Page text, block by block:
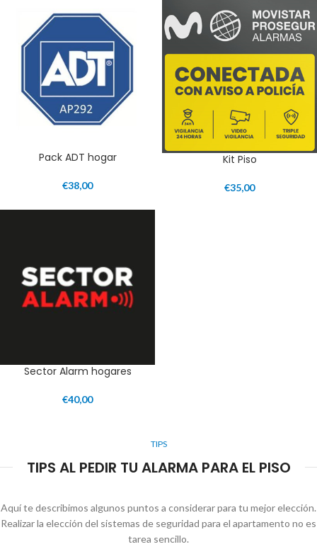
Pack ADT hogar
€38,00
Kit Piso
€35,00
Sector Alarm hogares
€40,00
TIPS
TIPS AL PEDIR TU ALARMA PARA EL PISO
Aquí te describimos algunos puntos a considerar para tu mejor elección.
Realizar la elección del sistemas de seguridad para el apartamento no es
tarea sencillo.